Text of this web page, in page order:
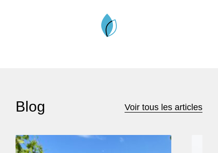
Blog Voir tous les articles